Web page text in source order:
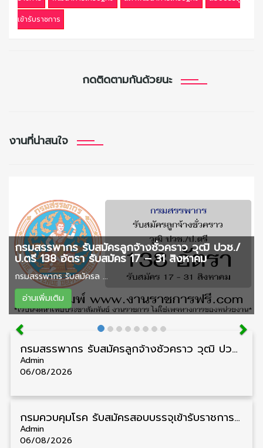
เข้ารับราชการ
กดติดตามกันด้วยนะ
งานที่น่าสนใจ
กรมสรรพากร รับสมัครลูกจ้างชั่วคราว วุฒิ ปวช./
ป.ตรี 138 อัตรา รับสมัคร 17 – 31 สิงหาคม
กรมสรรพากร รับสมัครล ...
อ่านเพิ่มเติม
กรมสรรพากร รับสมัครลูกจ้างชั่วคราว วุฒิ ปวช./ป.ตรี 138 อัตรา รับสมัคร 17 – 31 สิงหาคม
Admin
06/08/2026
กรมควบคุมโรค รับสมัครสอบบรรจุเข้ารับราชการ วุฒิ ปวส./ป.ตรี 17 อัตรา รับสมัคร 17 สิงหาคม – 4 กันยายน
Admin
06/08/2026